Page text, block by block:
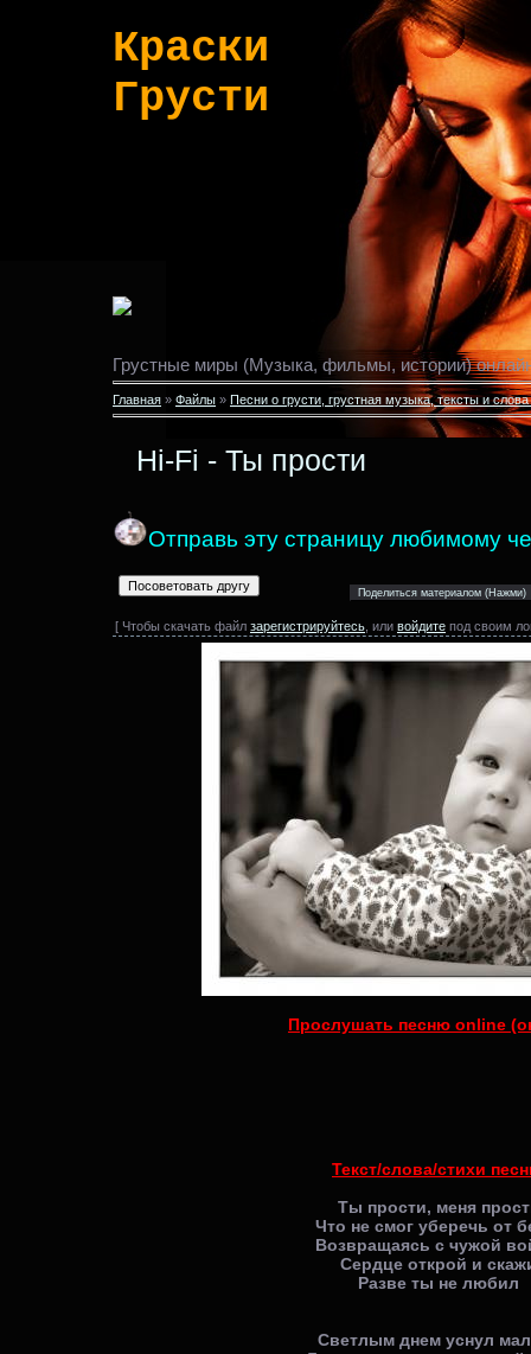
Краски
Грусти
Грустные миры (Музыка, фильмы, истории)
Главная » Файлы » Песни о грусти, грустная музыка, тексты и
Hi-Fi - Ты прости
Отправь эту страницу любимому
[ Чтобы скачать файл зарегистрируйтесь , или войдите под своим
Прослушать песню online
Текст/слова/стихи
Ты прости, меня
Что не смог уберечь от
Возвращаясь с чужой
Сердце открой и
Разве ты не любил
Светлым днем уснул